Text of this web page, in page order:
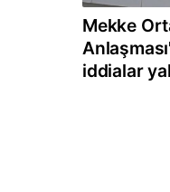
Mekke
iddialar